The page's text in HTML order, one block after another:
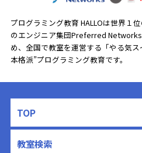
プログラミング教育 HALLOは世界１
のエンジニア集団Preferred Networks
め、全国で教室を運営する「やる気
本格派”プログラミング教育です。
TOP
教室検索